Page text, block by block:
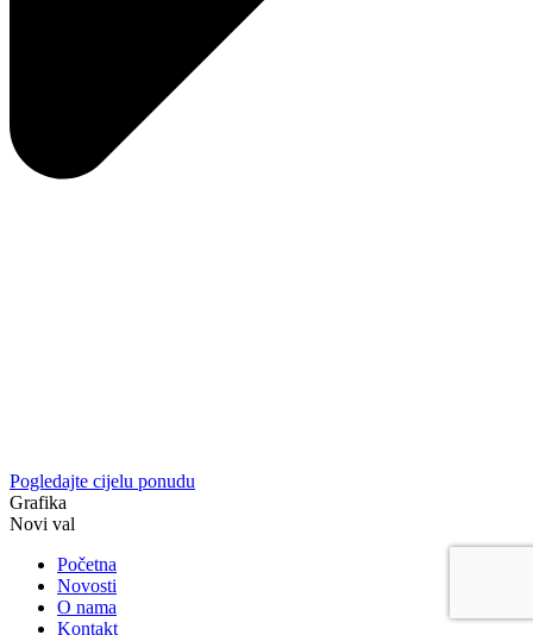
Pogledajte cijelu ponudu
Grafika
Novi val
Početna
Novosti
O nama
Kontakt